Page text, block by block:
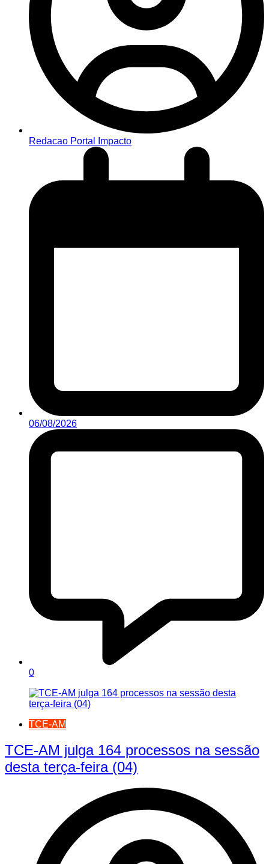
Redacao Portal Impacto
06/08/2026
0
TCE-AM
TCE-AM julga 164 processos na sessão
desta terça-feira (04)